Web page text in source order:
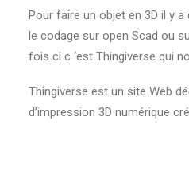
Pour faire un objet en 3D il y
le codage sur open Scad ou
fois ci c ‘est Thingiverse qui
Thingiverse est un site Web
d’impression 3D numérique